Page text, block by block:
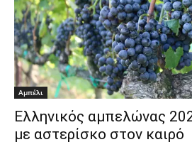
Αμπέλι
Ελληνικός αμπελώνας
με αστερίσκο στον καιρό